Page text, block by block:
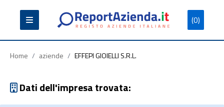
(0)
Partita
Iva
Codice
Fiscale
Ragione
Sociale
Home / aziende / EFFEPI GIOIELLI S.R.L.
Dati dell'impresa trovata: